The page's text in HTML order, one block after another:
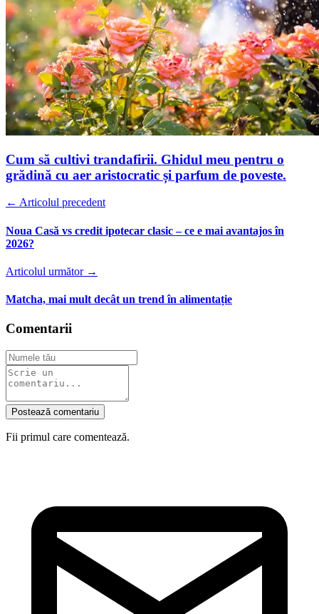
Cum să cultivi trandafirii. Ghidul meu pentru o
grădină cu aer aristocratic și parfum de poveste.
← Articolul precedent
Noua Casă vs credit ipotecar clasic – ce e mai avantajos în
2026?
Articolul următor →
Matcha, mai mult decât un trend în alimentație
Comentarii
Postează comentariu
Fii primul care comentează.